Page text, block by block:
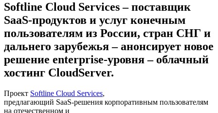
Softline Cloud Services – поставщик
SaaS-продуктов и услуг конечным
пользователям из России, стран СНГ и
дальнего зарубежья – анонсирует новое
решение enterprise-уровня – облачный
хостинг CloudServer.
Проект Softline Cloud Services,
предлагающий SaaS-решения корпоративным пользователям
на отечественном и